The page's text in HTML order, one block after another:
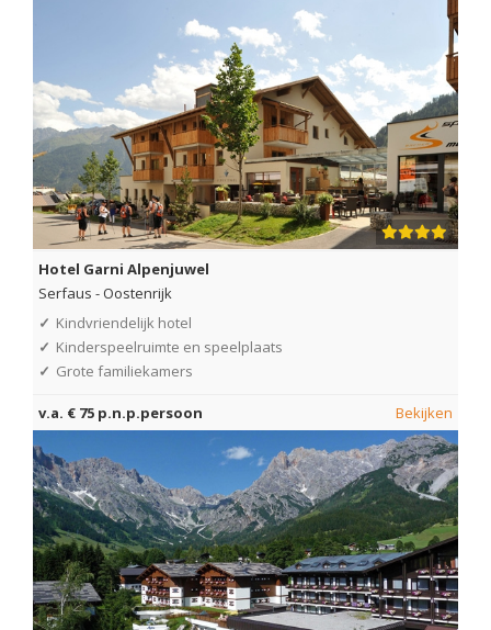
Hotel Garni Alpenjuwel
Serfaus -Oostenrijk
✓ Kindvriendelijk hotel
✓ Kinderspeelruimte en speelplaats
✓ Grote familiekamers
v.a. € 75 p.n.p.persoon Bekijken